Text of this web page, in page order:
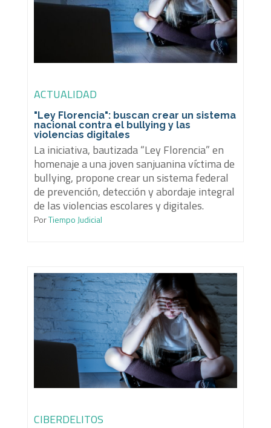
ACTUALIDAD
"Ley Florencia": buscan crear un sistema
nacional contra el bullying y las
violencias digitales
La iniciativa, bautizada “Ley Florencia” en
homenaje a una joven sanjuanina víctima de
bullying, propone crear un sistema federal
de prevención, detección y abordaje integral
de las violencias escolares y digitales.
PorTiempo Judicial
CIBERDELITOS